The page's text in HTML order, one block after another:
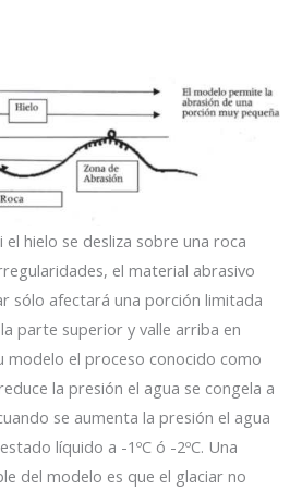
hielo se desliza sobre una roca
el material abrasivo
sólo afectará una porción limitada
parte superior y valle arriba en
modelo el proceso conocido como
la presión el agua se congela a
se aumenta la presión el agua
líquido a -1ºC ó -2ºC. Una
del modelo es que el glaciar no